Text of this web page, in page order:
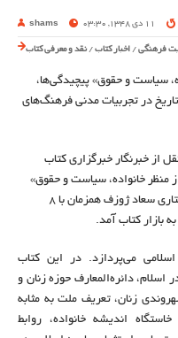
shams 11 دی 1348, 03:30
فرهنگی / اخبار کتاب /نقد و معرفی کتاب
سیاست و حقوق» پیچیدگی‌ها،
تاریخ در تجربیات مدنی فرهنگ‌های
از خبرنگار خبرگزاری کتاب
منظر خانواده، سیاست و حقوق»
ترجمه و تحقیق حکمت بروجردی و با سرویراستاری سعاد ژوزف همزمان با ۸
بازار کتاب آمد.
می‌پردازد. در این کتاب
دائره‌المعارف حوزه زنان و
زنان، تعریف ملت به مثابه
اندیشه خانواده، روابط